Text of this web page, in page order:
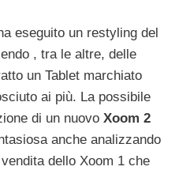
eseguito un restyling del
, tra le altre, delle
un Tablet marchiato
ai più. La possibile
di un nuovo Xoom 2
anche analizzando
dello Xoom 1 che